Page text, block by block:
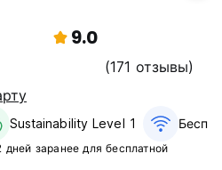
9.0
(171 отзывы)
Sustainability Level 1
заранее для бесплатной